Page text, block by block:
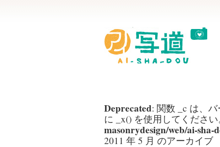
Deprecated: 関数 _c は、
に _x() を使用してくださ
masonrydesign/web/ai-
2011 年 5 月 のアーカイブ